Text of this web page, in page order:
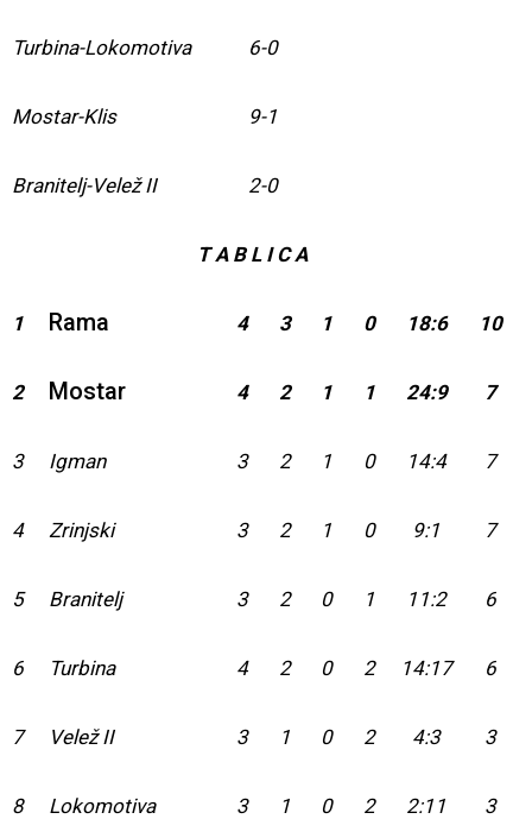
Turbina-Lokomotiva 6-0
Mostar-Klis 9-1
Branitelj-Velež II 2-0
T A B L I C A
1 Rama 4 3 1 0 18:6 10
2 Mostar 4 2 1 1 24:9 7
3 Igman 3 2 1 0 14:4 7
4 Zrinjski 3 2 1 0 9:1 7
5 Branitelj 3 2 0 1 11:2 6
6 Turbina 4 2 0 2 14:17 6
7 Velež II 3 1 0 2 4:3 3
8 Lokomotiva 3 1 0 2 2:11 3